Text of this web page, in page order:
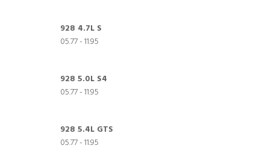
928 4.7L S
05.77 - 11.95
928 5.0L S4
05.77 - 11.95
928 5.4L GTS
05.77 - 11.95